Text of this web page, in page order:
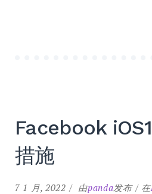
Facebook
措施
7 1 月, 2022 由panda发布 在